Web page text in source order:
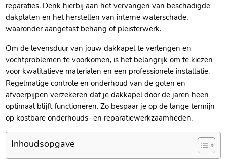
reparaties.​ Denk hierbij aan het vervangen van beschadigde
dakplaten en het herstellen van interne waterschade,
waaronder aangetast behang of pleisterwerk.​
Om de levensduur van jouw dakkapel te verlengen en
vochtproblemen te voorkomen, is het belangrijk om te kiezen
voor kwalitatieve materialen en een professionele installatie.​
Regelmatige controle en onderhoud van de goten en
afvoerpijpen verzekeren dat je dakkapel door de jaren heen
optimaal blijft functioneren.​ Zo bespaar je op de lange termijn
op kostbare onderhouds- en reparatiewerkzaamheden.​
Inhoudsopgave